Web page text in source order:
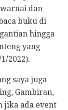
dan
buku di
hingga
yang
2022).
saya juga
Gambiran,
jika ada event